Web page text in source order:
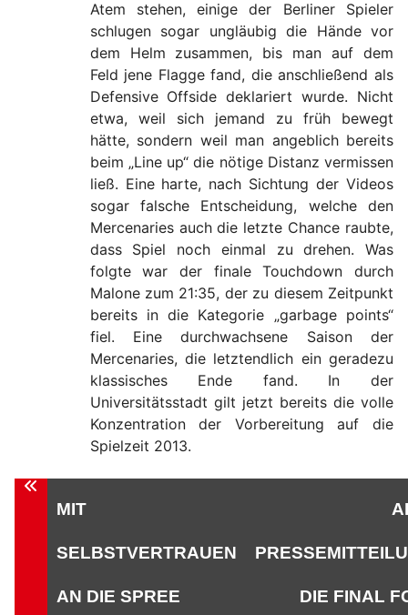
Atem stehen, einige der Berliner Spieler
schlugen sogar ungläubig die Hände vor
dem Helm zusammen, bis man auf dem
Feld jene Flagge fand, die anschließend als
Defensive Offside deklariert wurde. Nicht
etwa, weil sich jemand zu früh bewegt
hätte, sondern weil man angeblich bereits
beim „Line up“ die nötige Distanz vermissen
ließ. Eine harte, nach Sichtung der Videos
sogar falsche Entscheidung, welche den
Mercenaries auch die letzte Chance raubte,
dass Spiel noch einmal zu drehen. Was
folgte war der finale Touchdown durch
Malone zum 21:35, der zu diesem Zeitpunkt
bereits in die Kategorie „garbage points“
fiel. Eine durchwachsene Saison der
Mercenaries, die letztendlich ein geradezu
klassisches Ende fand. In der
Universitätsstadt gilt jetzt bereits die volle
Konzentration der Vorbereitung auf die
Spielzeit 2013.
Beitragsnavigation
MIT
SELBSTVERTRAUEN
AN DIE SPREE DIE FINAL